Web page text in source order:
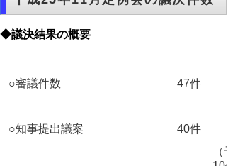
◆議決結果の概要
○審議件数 47件
○知事提出議案 40件